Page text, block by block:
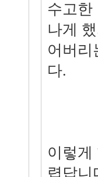
수고한
나게
어버리
다.
이렇게
렵답니